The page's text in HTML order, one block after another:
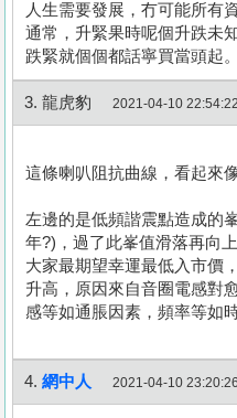
人生需要發展，冇可能所有
通常，升緊果時呢個升跌未
跌緊就個個都話寧買當頭起。
3. 龍虎豹 2021-04-10 22:54:22
這條喇叭阻抗曲線，看起來
左邊的是低頻諧震點造成的
年?)，過了此峯值滑落再向
大家最期望幸運最低入市價
升高，原因來自音圈電感對
感等如通脹因素，頻率等如
4. 網中人 2021-04-10 23:20:26